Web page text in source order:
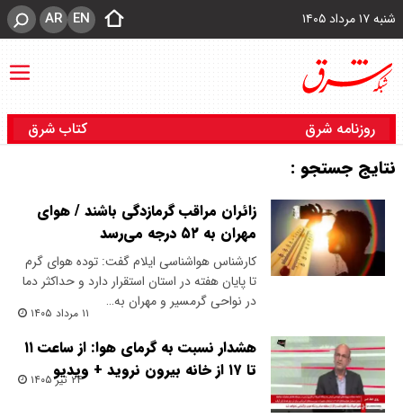
شنبه ۱۷ مرداد ۱۴۰۵ EN
AR
روزنامه شرق کتاب شرق
نتایج جستجو :
زائران مراقب گرمازدگی باشند / هوای
مهران به ۵۲ درجه می‌رسد
کارشناس هواشناسی ایلام گفت: توده هوای گرم
تا پایان هفته در استان استقرار دارد و حداکثر دما
در نواحی گرمسیر و مهران به…
۱۱ مرداد ۱۴۰۵
هشدار نسبت به گرمای هوا: از ساعت ۱۱
تا ۱۷ از خانه بیرون نروید + ویدیو
۲۴ تیر ۱۴۰۵